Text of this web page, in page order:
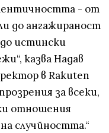
- от
до ангажираност
истински
казва Надав
в Rakuten
за всеки,
отношения
случйността.“